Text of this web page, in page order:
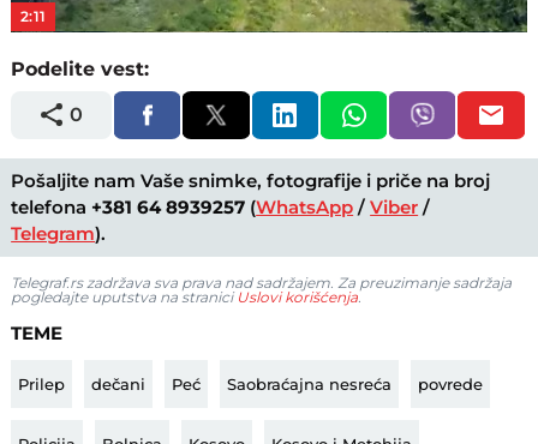
2:11
Podelite vest:
0
Pošaljite nam Vaše snimke, fotografije i priče na broj
telefona +381 64 8939257 (WhatsApp /Viber /
Telegram).
Telegraf.rs zadržava sva prava nad sadržajem. Za preuzimanje sadržaja
pogledajte uputstva na stranici Uslovi korišćenja.
TEME
Prilep dečani Peć Saobraćajna nesreća povrede